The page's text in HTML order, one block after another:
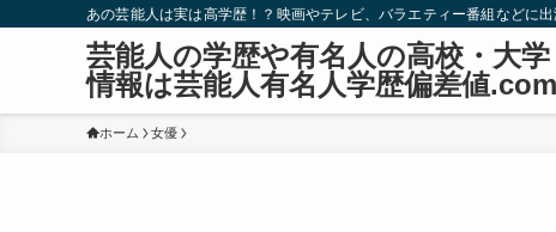
あの芸能人は実は高学歴！？映画やテレビ、バラエティー番組などに
芸能人の学歴や有名人の高校・大学
情報は芸能人有名人学歴偏差値.com
ホーム 女優